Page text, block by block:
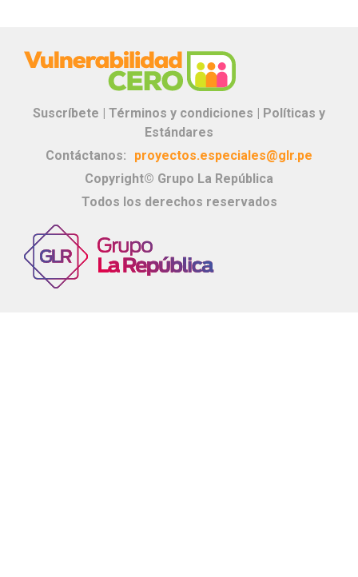
Suscríbete | Términos y condiciones | Políticas y
Estándares
Contáctanos:
proyectos.especiales@glr.pe
Copyright© Grupo La República
Todos los derechos reservados